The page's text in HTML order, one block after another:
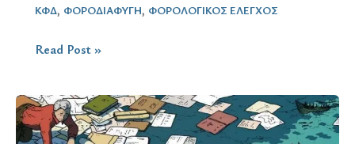
ΚΦΔ, ΦΟΡΟΔΙΑΦΥΓΗ, ΦΟΡΟΛΟΓΙΚΟΣ ΕΛΕΓΧΟΣ
ΚΦΔ
Read Post »